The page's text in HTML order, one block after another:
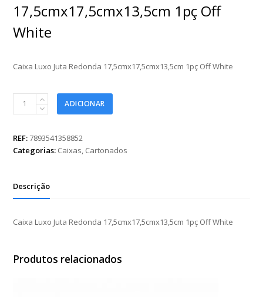
17,5cmx17,5cmx13,5cm 1pç Off
White
Caixa Luxo Juta Redonda 17,5cmx17,5cmx13,5cm 1pç Off White
Caixa
Redonda
17,5cmx17,5cmx13,5cm
White
quantidade
ADICIONAR
REF:7893541358852
Categorias: Caixas, Cartonados
Descrição
Caixa Luxo Juta Redonda 17,5cmx17,5cmx13,5cm 1pç Off White
Produtos relacionados